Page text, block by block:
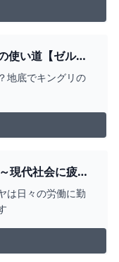
使い道【ゼルダ
#SHORTS -
地底でキングリの
現代社会に疲れ
しむために現代
世界村を発展
は日々の労働に勤